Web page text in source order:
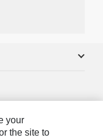
your
the site to